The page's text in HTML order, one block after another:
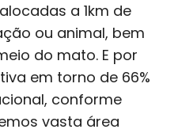
a 1km de
ou animal, bem
do mato. E por
em torno de 66%
conforme
vasta área